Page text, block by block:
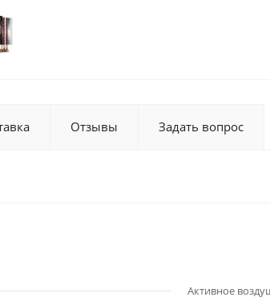
Отзывы Задать вопрос
Активное